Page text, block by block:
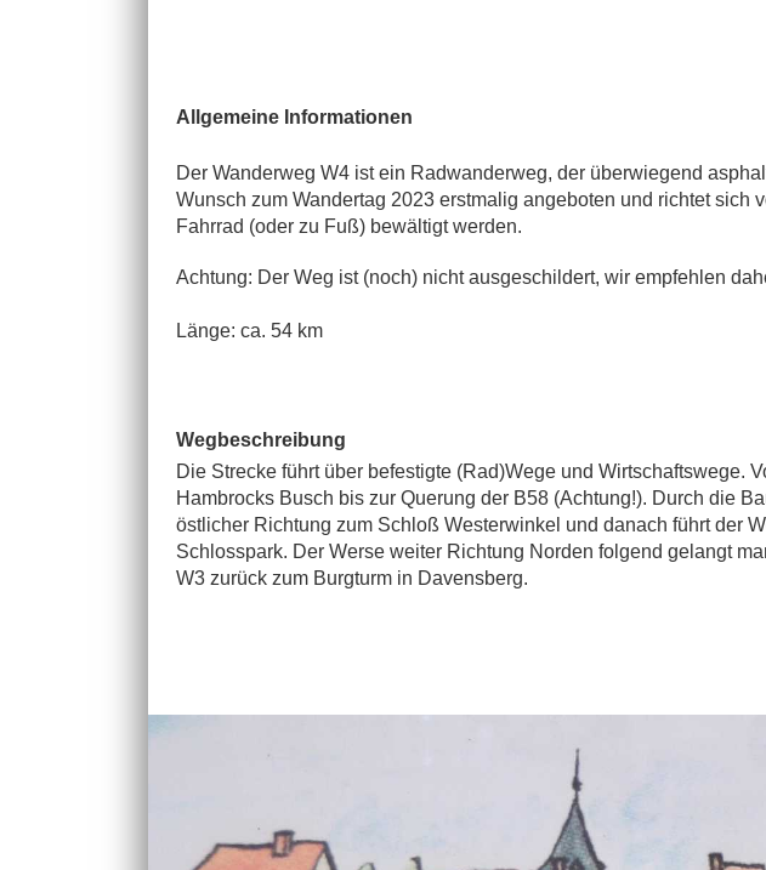
Allgemeine Informationen
Der Wanderweg W4 ist ein Radwanderweg, der überwiegend
Wunsch zum Wandertag 2023 erstmalig angeboten und richtet
Fahrrad (oder zu Fuß) bewältigt werden.
Achtung: Der Weg ist (noch) nicht ausgeschildert, wir empfehlen
Länge: ca. 54 km
Wegbeschreibung
Die Strecke führt über befestigte (Rad)Wege und Wirtschaftswege.
Hambrocks Busch bis zur Querung der B58 (Achtung!). Durch die
östlicher Richtung zum Schloß Westerwinkel und danach führt der
Schlosspark. Der Werse weiter Richtung Norden folgend gelangt
W3 zurück zum Burgturm in Davensberg.